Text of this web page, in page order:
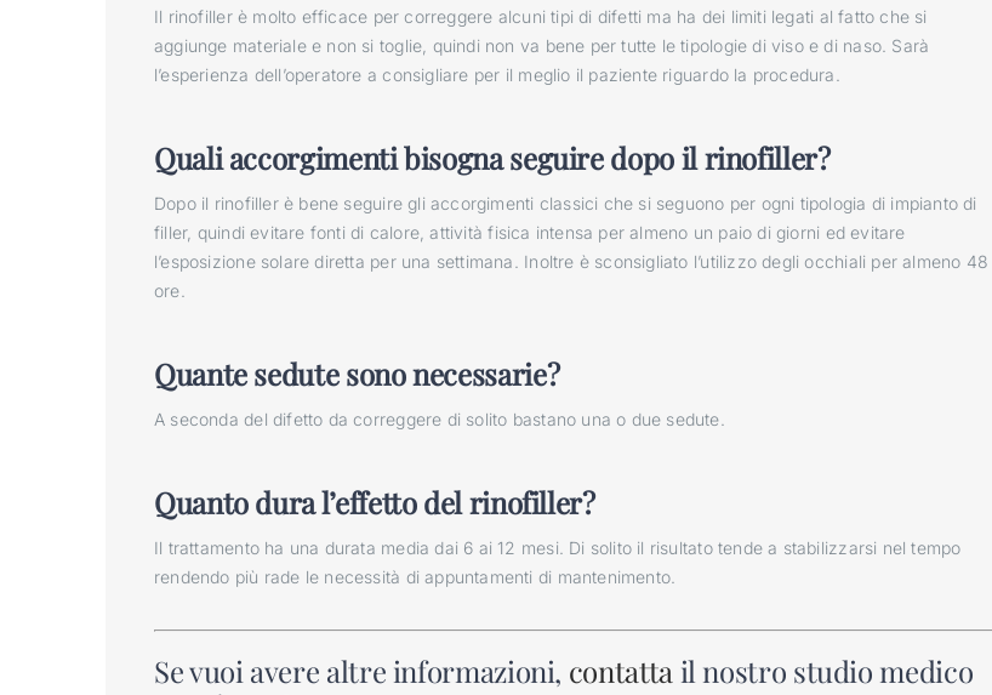
Il rinofiller è molto efficace per correggere alcuni tipi di difetti ma ha dei limiti legati al fatto che si
aggiunge materiale e non si toglie, quindi non va bene per tutte le tipologie di viso e di naso. Sarà
l’esperienza dell’operatore a consigliare per il meglio il paziente riguardo la procedura.
Quali accorgimenti bisogna seguire dopo il rinofiller?
Dopo il rinofiller è bene seguire gli accorgimenti classici che si seguono per ogni tipologia di impianto di
filler, quindi evitare fonti di calore, attività fisica intensa per almeno un paio di giorni ed evitare
l’esposizione solare diretta per una settimana. Inoltre è sconsigliato l’utilizzo degli occhiali per almeno 48
ore.
Quante sedute sono necessarie?
A seconda del difetto da correggere di solito bastano una o due sedute.
Quanto dura l’effetto del rinofiller?
Il trattamento ha una durata media dai 6 ai 12 mesi. Di solito il risultato tende a stabilizzarsi nel tempo
rendendo più rade le necessità di appuntamenti di mantenimento.
Se vuoi avere altre informazioni, contatta il nostro studio medico